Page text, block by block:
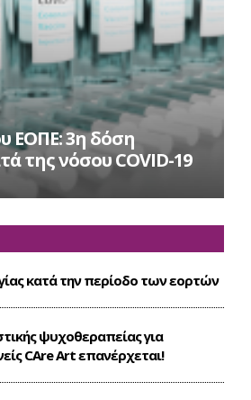
ΕΟΠΕ: 3η δόση
της νόσου COVID-19
κατά την περίοδο των εορτών
ψυχοθεραπείας για
CΑre Art επανέρχεται!